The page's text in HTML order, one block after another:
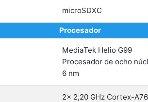
microSDXC
Procesador
MediaTek Helio G99
Procesador de ocho
6 nm
2x 2,20 GHz Cortex-A76